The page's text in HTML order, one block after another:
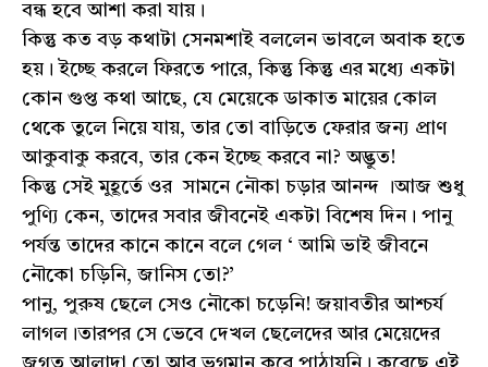
বন্ধ হবে আশা করা যায়।
কিন্তু কত বড় কথাটা সেনমশাই বললেন ভাবলে অবাক হতে
হয়। ইচ্ছে করলে ফিরতে পারে, কিন্তু কিন্তু এর মধ্যে একটা
কোন গুপ্ত কথা আছে, যে মেয়েকে ডাকাত মায়ের কোল
থেকে তুলে নিয়ে যায়, তার তো বাড়িতে ফেরার জন্য প্রাণ
আকুবাকু করবে, তার কেন ইচ্ছে করবে না? অদ্ভুত!
কিন্তু সেই মুহূর্তে ওর সামনে নৌকা চড়ার আনন্দ ।আজ শুধু
পুণ্যি কেন, তাদের সবার জীবনেই একটা বিশেষ দিন। পানু
পর্যন্ত তাদের কানে কানে বলে গেল ‘ আমি ভাই জীবনে
নৌকো চড়িনি, জানিস তো?’
পানু, পুরুষ ছেলে সেও নৌকো চড়েনি! জয়াবতীর আশ্চর্য
লাগল।তারপর সে ভেবে দেখল ছেলেদের আর মেয়েদের